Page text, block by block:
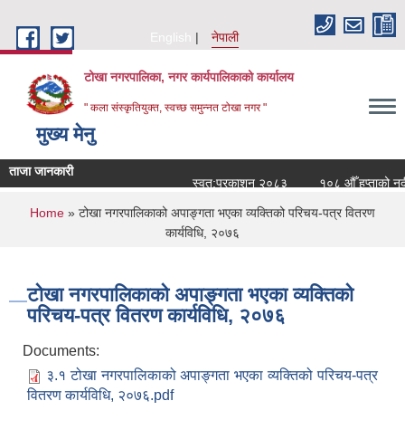
English
नेपाली
टोखा नगरपालिका, नगर कार्यपालिकाको कार्यालय
" कला संस्कृतियुक्त, स्वच्छ समुन्‍नत टोखा नगर "
मुख्य मेनु
ताजा जानकारी
स्वत:प्रकाशन २०८३
१०८ औँ हप्ताको
You are here
Home » टोखा नगरपालिकाको अपाङ्गता भएका व्यक्तिको परिचय-पत्र वितरण
कार्यविधि, २०७६
टोखा नगरपालिकाको अपाङ्गता भएका व्यक्तिको
परिचय-पत्र वितरण कार्यविधि, २०७६
Documents:
३.१ टोखा नगरपालिकाको अपाङ्गता भएका व्यक्तिको परिचय-पत्र
वितरण कार्यविधि, २०७६.pdf